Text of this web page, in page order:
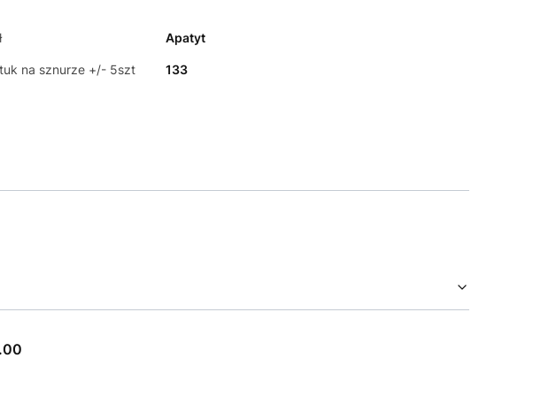
Apatyt
na sznurze +/- 5szt 133